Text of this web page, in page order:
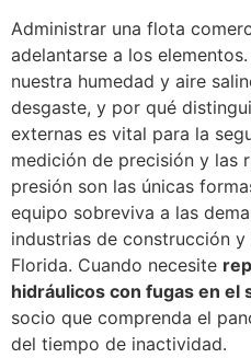
Administrar una flota
adelantarse a los
nuestra humedad y aire
desgaste, y por qué
externas es vital para la
medición de precisión y las
presión son las únicas
equipo sobreviva a las
industrias de construcción
Florida. Cuando necesite
hidráulicos con fugas en el
socio que comprenda el
del tiempo de inactividad.